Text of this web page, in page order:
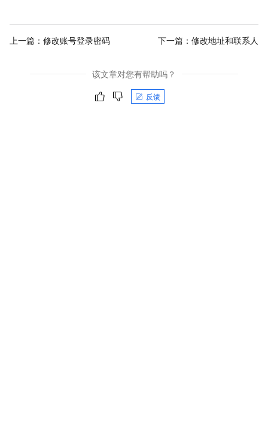
上一篇： 修改账号登录密码 下一篇： 修改地址和联系人
该文章对您有帮助吗？
反馈